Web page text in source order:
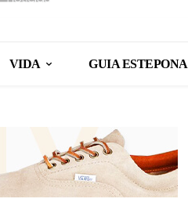
VIDA GUIA ESTEPONA